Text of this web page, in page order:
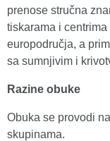
prenose stručna
tiskarama i
europodručja, a
sa sumnjivim i
Razine obuke
Obuka se provodi
skupinama.